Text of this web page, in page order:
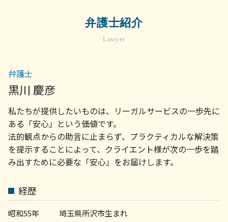
相続放棄 必要書類
公正証書遺言 納得いかない
家賃滞納 立ち退き
マンション トラブル 裁判
不動産売買 契約書
家賃滞納 裁判
景品表示法 わかりやすく
弁護士 顧問契約 メリット
会社 法務
売掛金 督促
売掛金 払っ てくれ ない
契約書 リーガル チェックとは
顧問弁護士 社員の相談
債権 売掛金
債権回収 弁護士 相談 世田谷区
労務問題 弁護士 相談 横浜市
企業法務 弁護士 相談 川崎市
債権回収 弁護士 相談 川崎市
不動産トラブル 弁護士 相談 横浜市
企業法務 菊名
労務問題 弁護士 相談 町田市
顧問弁護士 相談 世田谷区
企業法務 弁護士 相談 横浜市
債権回収 菊名
労務問題 弁護士 相談 川崎市
弁護士紹介
Lawyer
弁護士
黒川 慶彦
私たちが提供したいものは、リーガルサービスの一歩先に
ある「安心」という価値です。
法的観点からの助言に止まらず、プラクティカルな解決策
を提示することによって、クライエント様が次の一歩を踏
み出すために必要な「安心」をお届けします。
経歴
昭和55年
埼玉県所沢市生まれ